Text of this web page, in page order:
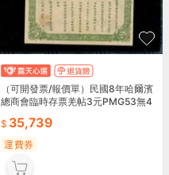
（可開發票/報價單）民國8年哈爾濱
總商會臨時存票羌帖3元PMG53無4
35,739
運費券